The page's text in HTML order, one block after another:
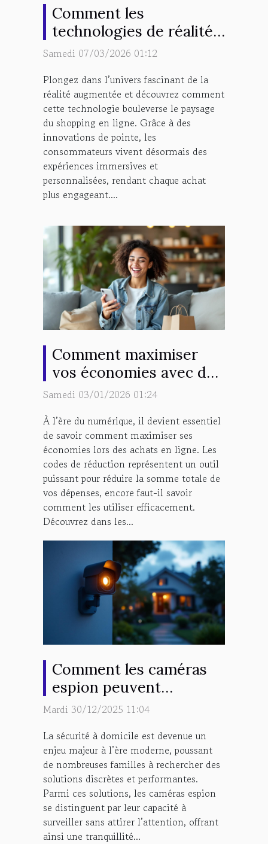
Comment les
technologies de réalité
augmentée
shopping en ligne ?
Samedi 07/03/2026 01:12
Plongez dans l’univers fascinant de la
réalité augmentée et découvrez comment
cette technologie bouleverse le paysage
du shopping en ligne. Grâce à des
innovations de pointe, les
consommateurs vivent désormais des
expériences immersives et
personnalisées, rendant chaque achat
plus engageant....
Comment maximiser
vos économies avec des
codes de réduction en
Samedi 03/01/2026 01:24
À l’ère du numérique, il devient essentiel
de savoir comment maximiser ses
économies lors des achats en ligne. Les
codes de réduction représentent un outil
puissant pour réduire la somme totale de
vos dépenses, encore faut-il savoir
comment les utiliser efficacement.
Découvrez dans les...
Comment les caméras
espion peuvent
renforcer la sécurité de
Mardi 30/12/2025 11:04
La sécurité à domicile est devenue un
enjeu majeur à l’ère moderne, poussant
de nombreuses familles à rechercher des
solutions discrètes et performantes.
Parmi ces solutions, les caméras espion
se distinguent par leur capacité à
surveiller sans attirer l’attention, offrant
ainsi une tranquillité...